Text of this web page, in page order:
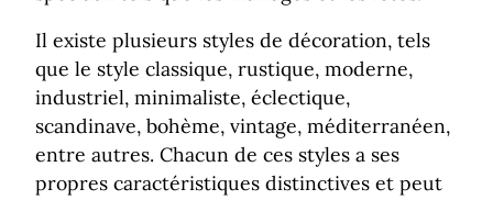
Il existe plusieurs styles de décoration, tels
que le style classique, rustique, moderne,
industriel, minimaliste, éclectique,
scandinave, bohème, vintage, méditerranéen,
entre autres. Chacun de ces styles a ses
propres caractéristiques distinctives et peut